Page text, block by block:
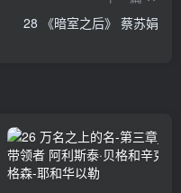
28 《暗室之后》 蔡苏娟